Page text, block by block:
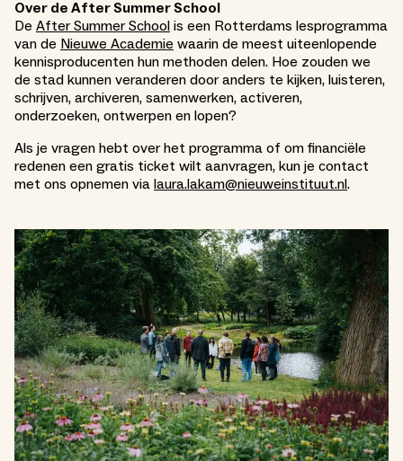
Over de After Summer School
De After Summer School is een Rotterdams lesprogramma
van de Nieuwe Academie waarin de meest uiteenlopende
kennisproducenten hun methoden delen. Hoe zouden we
de stad kunnen veranderen door anders te kijken, luisteren,
schrijven, archiveren, samenwerken, activeren,
onderzoeken, ontwerpen en lopen?
Als je vragen hebt over het programma of om financiële
redenen een gratis ticket wilt aanvragen, kun je contact
met ons opnemen via laura.lakam@nieuweinstituut.nl.